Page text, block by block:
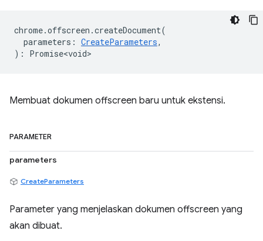
chrome.offscreen .createDocument(
parameters : CreateParameters,
) : Promise<void>
Membuat dokumen offscreen baru untuk ekstensi.
PARAMETER
parameters
CreateParameters
Parameter yang menjelaskan dokumen offscreen yang
akan dibuat.